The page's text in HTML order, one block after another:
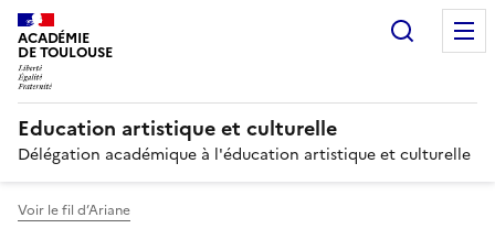
ACADÉMIE
DE TOULOUSE
Education artistique et culturelle
Délégation académique à l'éducation artistique et culturelle
Voir le fil d’Ariane